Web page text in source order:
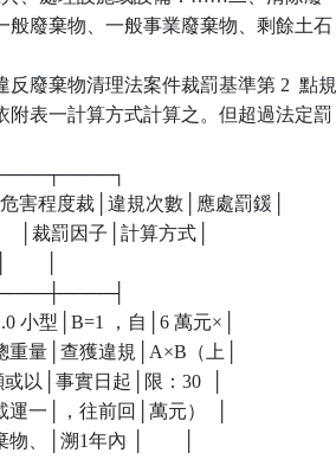
般廢棄物、一般事業廢棄物、剩餘土石
廢棄物清理法案件裁罰基準第 2  點規
附表一計算方式計算之。但超過法定罰
害程度裁│違規次數│應處罰鍰│
│裁罰因子│計算方式│
│
小型│B=1 ，自│6 萬元×│
總重量│查獲違規│A×B（上│
或以│事實日起│限：30  │
運一│，往前回│萬元）  │
、│溯1年內 │        │